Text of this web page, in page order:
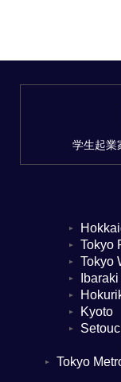
▼
▼ Tokyo
▼ Tokyo
▼ Ibaraki
▼
▼ Kyoto
▼
▼ Tokyo
学生起業